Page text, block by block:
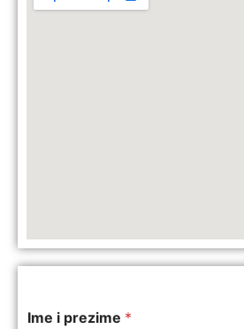
Ime i prezime *